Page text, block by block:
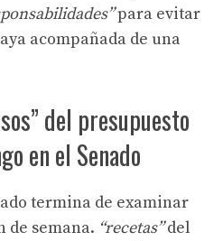
para evitar
acompañada de una
del presupuesto
en el Senado
termina de examinar
de semana. “recetas”del